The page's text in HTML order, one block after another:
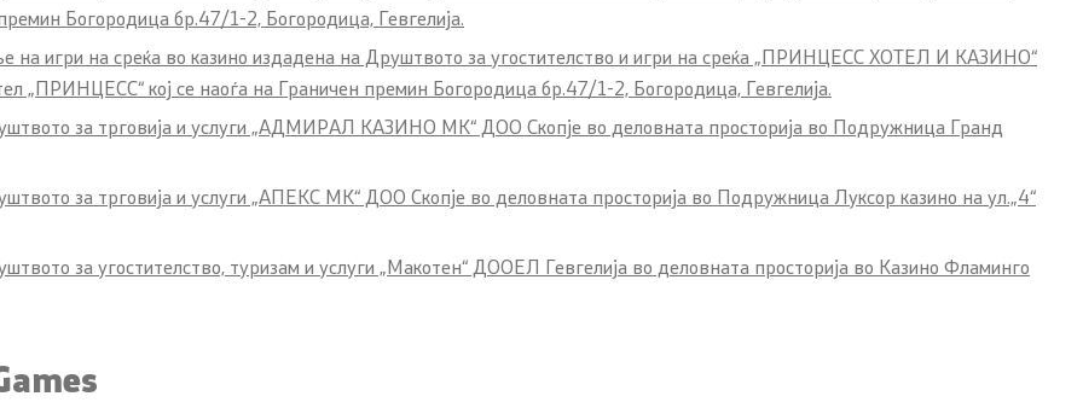
Богородица бр.47/1-2, Богородица, Гевгелија.
на игри на среќа во казино издадена на Друштвото за угостителство и игри на среќа „ПРИНЦЕСС ХОТЕЛ И КАЗИНО“
„ПРИНЦЕСС“ кој се наоѓа на Граничен премин Богородица бр.47/1-2, Богородица, Гевгелија.
за трговија и услуги „АДМИРАЛ КАЗИНО МК“ ДОО Скопје во деловната просторија во Подружница Гранд
за трговија и услуги „АПЕКС МК“ ДОО Скопје во деловната просторија во Подружница Луксор казино на ул.„4“
за угостителство, туризам и услуги „Макотен“ ДООЕЛ Гевгелија во деловната просторија во Казино Фламинго